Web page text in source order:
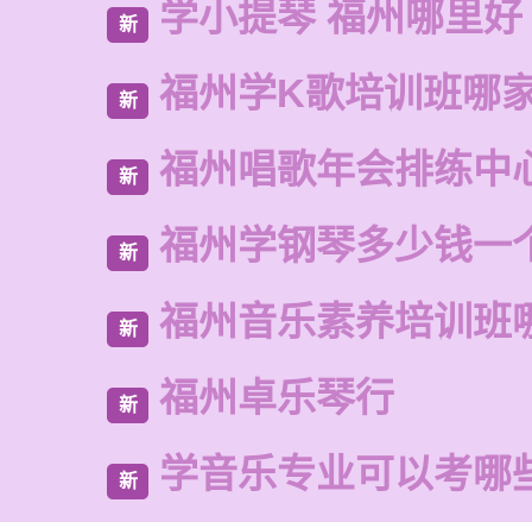
新 学小提琴 福州哪里好
新 福州学K歌培训班哪
新 福州唱歌年会排练中
新 福州学钢琴多少钱一
新 福州音乐素养培训班
新 福州卓乐琴行
新 学音乐专业可以考哪